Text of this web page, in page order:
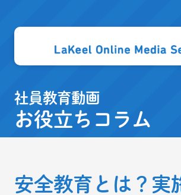
社員教育動画
お役立ちコラム
安全教育とは？実